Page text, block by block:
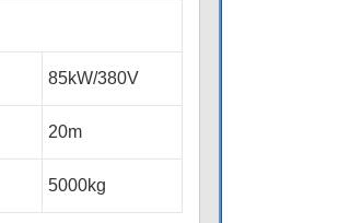
85kW/380V
20m
5000kg